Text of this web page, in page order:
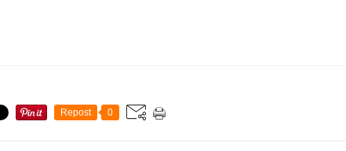
Repost 0